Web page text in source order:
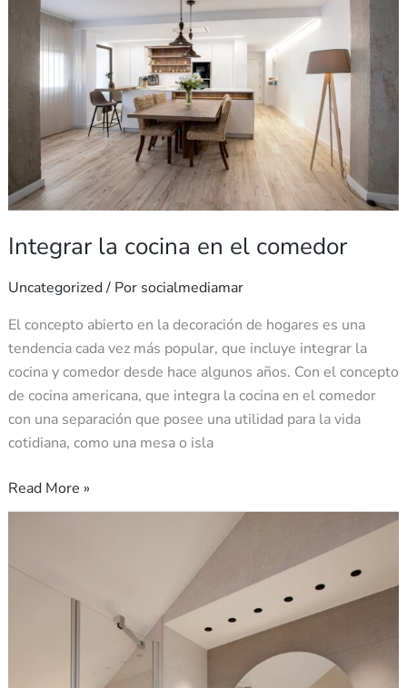
Integrar la cocina en el comedor
Uncategorized/ Por socialmediamar
El concepto abierto en la decoración de hogares es una
tendencia cada vez más popular, que incluye integrar la
cocina y comedor desde hace algunos años. Con el concepto
de cocina americana, que integra la cocina en el comedor
con una separación que posee una utilidad para la vida
cotidiana, como una mesa o isla
cocina
comedor
Read More »